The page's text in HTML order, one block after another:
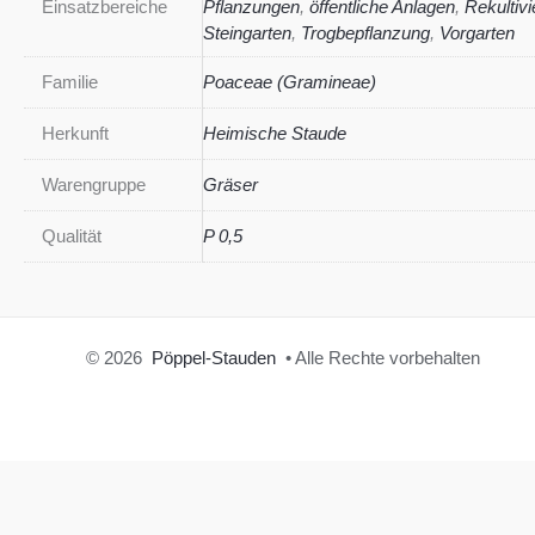
Einsatzbereiche
Pflanzungen, öffentliche Anlagen,
Steingarten, Trogbepflanzung, Vorgarten
Familie Poaceae (Gramineae)
Herkunft Heimische Staude
Warengruppe Gräser
Qualität P 0,5
© 2026 Pöppel-Stauden • Alle Rechte vorbehalten